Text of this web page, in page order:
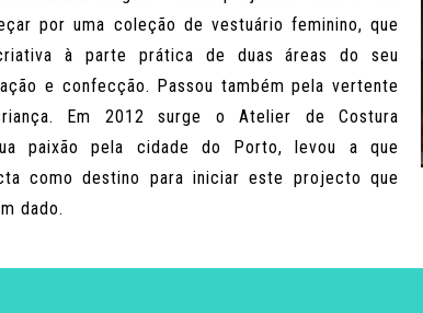
por uma coleção de vestuário feminino, que
à parte prática de duas áreas do seu
e confecção. Passou também pela vertente
Em 2012 surge o Atelier de Costura
paixão pela cidade do Porto, levou a que
como destino para iniciar este projecto que
dado.